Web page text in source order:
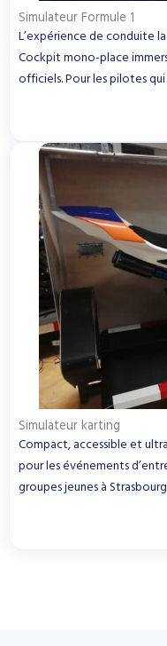
Simulateur Formule 1
L’expérience de conduite
Cockpit mono-place
officiels. Pour les pilotes
Simulateur karting
Compact, accessible et
pour les événements
groupes jeunes à